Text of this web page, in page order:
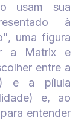
usam sua
à
uma figura
a Matrix e
entre a
e a pílula
e, ao
entender